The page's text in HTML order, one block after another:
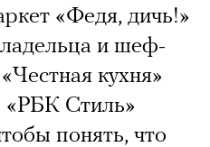
«Федя, дичь!»
и шеф-
кухня»
«РБК Стиль»
понять, что